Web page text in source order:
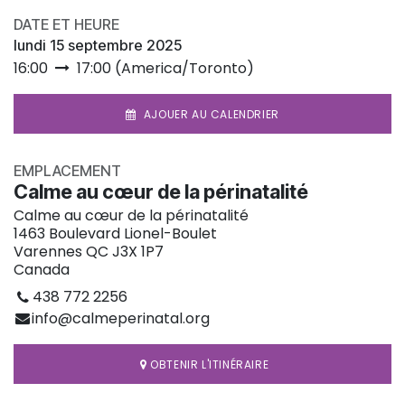
DATE ET HEURE
lundi 15 septembre 2025
16:00 17:00 (America/Toronto)
AJOUER AU CALENDRIER
EMPLACEMENT
Calme au cœur de la périnatalité
Calme au cœur de la périnatalité
1463 Boulevard Lionel-Boulet
Varennes QC J3X 1P7
Canada
438 772 2256
info@calmeperinatal.org
OBTENIR L'ITINÉRAIRE